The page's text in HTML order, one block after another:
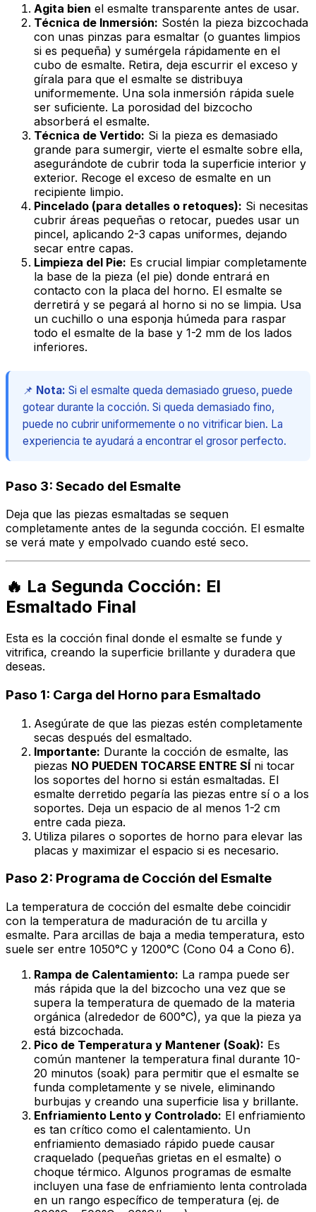
Agita bien el esmalte transparente antes de usar.
Técnica de Inmersión: Sostén la pieza bizcochada
con unas pinzas para esmaltar (o guantes limpios
si es pequeña) y sumérgela rápidamente en el
cubo de esmalte. Retira, deja escurrir el exceso y
gírala para que el esmalte se distribuya
uniformemente. Una sola inmersión rápida suele
ser suficiente. La porosidad del bizcocho
absorberá el esmalte.
Técnica de Vertido: Si la pieza es demasiado
grande para sumergir, vierte el esmalte sobre ella,
asegurándote de cubrir toda la superficie interior y
exterior. Recoge el exceso de esmalte en un
recipiente limpio.
Pincelado (para detalles o retoques): Si necesitas
cubrir áreas pequeñas o retocar, puedes usar un
pincel, aplicando 2-3 capas uniformes, dejando
secar entre capas.
Limpieza del Pie: Es crucial limpiar completamente
la base de la pieza (el pie) donde entrará en
contacto con la placa del horno. El esmalte se
derretirá y se pegará al horno si no se limpia. Usa
un cuchillo o una esponja húmeda para raspar
todo el esmalte de la base y 1-2 mm de los lados
inferiores.
📌 Nota: Si el esmalte queda demasiado grueso, puede
gotear durante la cocción. Si queda demasiado fino,
puede no cubrir uniformemente o no vitrificar bien. La
experiencia te ayudará a encontrar el grosor perfecto.
Paso 3: Secado del Esmalte
Deja que las piezas esmaltadas se sequen
completamente antes de la segunda cocción. El esmalte
se verá mate y empolvado cuando esté seco.
🔥 La Segunda Cocción: El
Esmaltado Final
Esta es la cocción final donde el esmalte se funde y
vitrifica, creando la superficie brillante y duradera que
deseas.
Paso 1: Carga del Horno para Esmaltado
Asegúrate de que las piezas estén completamente
secas después del esmaltado.
Importante: Durante la cocción de esmalte, las
piezas NO PUEDEN TOCARSE ENTRE SÍ ni tocar
los soportes del horno si están esmaltadas. El
esmalte derretido pegaría las piezas entre sí o a los
soportes. Deja un espacio de al menos 1-2 cm
entre cada pieza.
Utiliza pilares o soportes de horno para elevar las
placas y maximizar el espacio si es necesario.
Paso 2: Programa de Cocción del Esmalte
La temperatura de cocción del esmalte debe coincidir
con la temperatura de maduración de tu arcilla y
esmalte. Para arcillas de baja a media temperatura, esto
suele ser entre 1050°C y 1200°C (Cono 04 a Cono 6).
Rampa de Calentamiento: La rampa puede ser
más rápida que la del bizcocho una vez que se
supera la temperatura de quemado de la materia
orgánica (alrededor de 600°C), ya que la pieza ya
está bizcochada.
Pico de Temperatura y Mantener (Soak): Es
común mantener la temperatura final durante 10-
20 minutos (soak) para permitir que el esmalte se
funda completamente y se nivele, eliminando
burbujas y creando una superficie lisa y brillante.
Enfriamiento Lento y Controlado: El enfriamiento
es tan crítico como el calentamiento. Un
enfriamiento demasiado rápido puede causar
craquelado (pequeñas grietas en el esmalte) o
choque térmico. Algunos programas de esmalte
incluyen una fase de enfriamiento lenta controlada
en un rango específico de temperatura (ej. de